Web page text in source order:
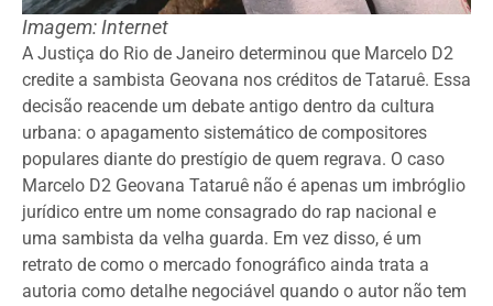
Imagem: Internet
A Justiça do Rio de Janeiro determinou que Marcelo D2
credite a sambista Geovana nos créditos de Tataruê. Essa
decisão reacende um debate antigo dentro da cultura
urbana: o apagamento sistemático de compositores
populares diante do prestígio de quem regrava. O caso
Marcelo D2 Geovana Tataruê não é apenas um imbróglio
jurídico entre um nome consagrado do rap nacional e
uma sambista da velha guarda. Em vez disso, é um
retrato de como o mercado fonográfico ainda trata a
autoria como detalhe negociável quando o autor não tem